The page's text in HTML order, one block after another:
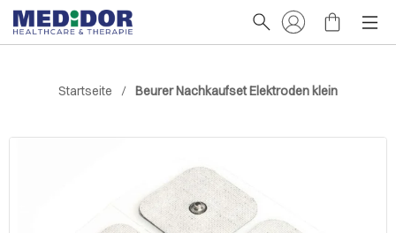
Startseite Beurer Nachkaufset Elektroden klein